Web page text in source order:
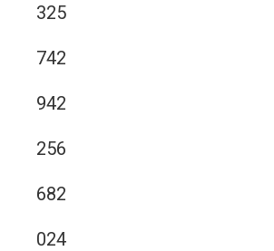
325
742
942
256
682
024